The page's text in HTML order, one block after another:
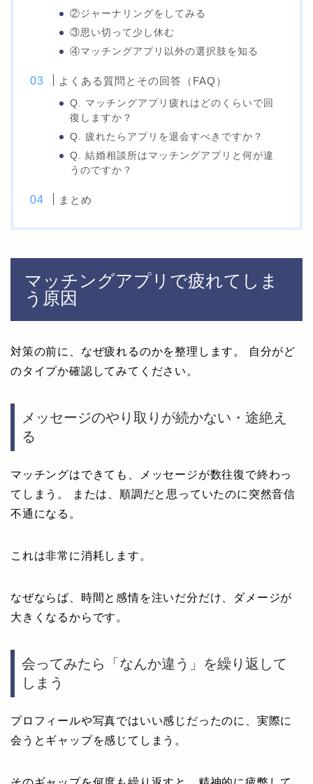
②ジャーナリングをしてみる
③思い切って少し休む
④マッチングアプリ以外の選択肢を知る
よくある質問とその回答（FAQ）
Q. マッチングアプリ疲れはどのくらいで回
復しますか？
Q. 疲れたらアプリを退会すべきですか？
Q. 結婚相談所はマッチングアプリと何が違
うのですか？
まとめ
マッチングアプリで疲れてしま
う原因
対策の前に、なぜ疲れるのかを整理します。 自分がど
のタイプか確認してみてください。
メッセージのやり取りが続かない・途絶え
る
マッチングはできても、メッセージが数往復で終わっ
てしまう。 または、順調だと思っていたのに突然音信
不通になる。
これは非常に消耗します。
なぜならば、時間と感情を注いだ分だけ、ダメージが
大きくなるからです。
会ってみたら「なんか違う」を繰り返して
しまう
プロフィールや写真ではいい感じだったのに、実際に
会うとギャップを感じてしまう。